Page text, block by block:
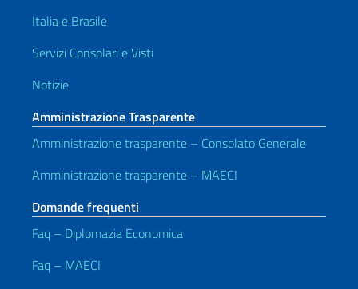
Italia e Brasile
Servizi Consolari e Visti
Notizie
Amministrazione Trasparente
Amministrazione trasparente – Consolato Generale
Amministrazione trasparente – MAECI
Domande frequenti
Faq – Diplomazia Economica
Faq – MAECI